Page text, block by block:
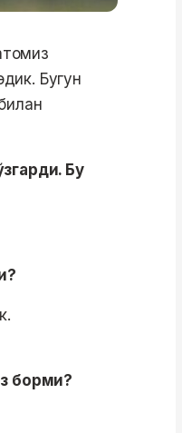
Бугун
Бу
борми?